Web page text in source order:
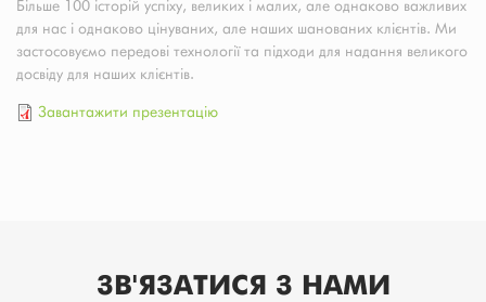
Більше 100 історій успіху, великих і малих, але однаково важливих
для нас і однаково цінуваних, але наших шанованих клієнтів. Ми
застосовуємо передові технології та підходи для надання великого
досвіду для наших клієнтів.
Завантажити презентацію
ЗВ'ЯЗАТИСЯ З НАМИ